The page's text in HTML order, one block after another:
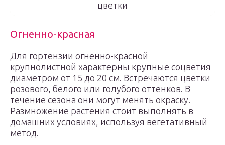
цветки
Огненно-красная
Для гортензии огненно-красной
крупнолистной характерны крупные соцветия
диаметром от 15 до 20 см. Встречаются цветки
розового, белого или голубого оттенков. В
течение сезона они могут менять окраску.
Размножение растения стоит выполнять в
домашних условиях, используя вегетативный
метод.